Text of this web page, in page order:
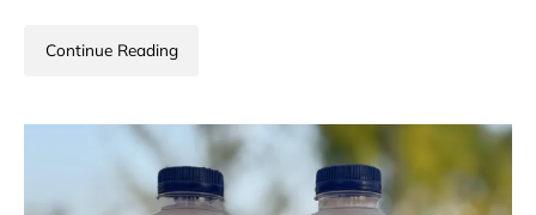
Continue Reading